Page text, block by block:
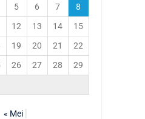
5 6 7
8
12 13 14
15
19 20 21
22
26 27 28
29
« Mei